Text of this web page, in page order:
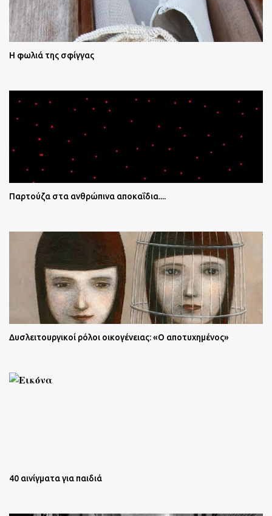
Η φωλιά της σφίγγας
Παρτούζα στα ανθρώπινα αποκαΐδια....
Δυσλειτουργικοί ρόλοι οικογένειας: «Ο αποτυχημένος»
40 αινίγματα για παιδιά